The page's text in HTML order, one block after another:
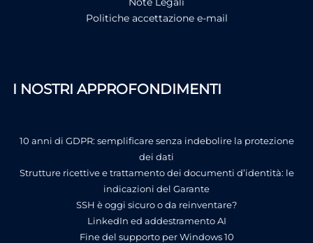
Note Legali
Politiche accettazione e-mail
I NOSTRI APPROFONDIMENTI
10 anni di GDPR: semplificare senza indebolire la protezione
dei dati
Strutture ricettive e trattamento dei documenti d’identità: le
indicazioni del Garante
SSH è oggi sicuro o da reinventare?
LinkedIn ed addestramento AI
Fine del supporto per Windows 10